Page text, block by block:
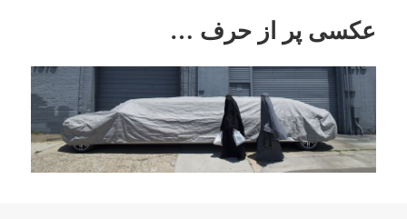
عکسی پر از حرف …